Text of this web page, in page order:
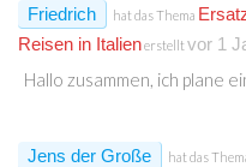
Friedrich hat das Thema
Reisen in Italienerstellt vor 1
Hallo zusammen, ich plane
Jens der Große hat das